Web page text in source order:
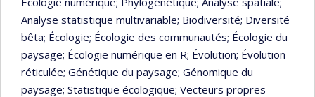
Analyse statistique multivariable; Biodiversité; Diversité
bêta; Écologie; Écologie des communautés; Écologie du
paysage; Écologie numérique en R; Évolution; Évolution
réticulée; Génétique du paysage; Génomique du
paysage; Statistique écologique; Vecteurs propres